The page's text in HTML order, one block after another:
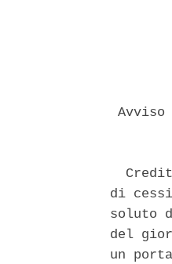
di
soluto
del
un